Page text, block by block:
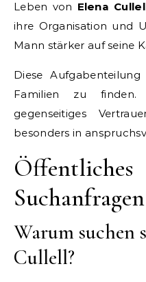
Leben von Elena
ihre Organisation und
Mann stärker auf seine
Diese
Familien zu
gegenseitiges
besonders in
Suchanfragen
Warum suchen
Cullell?